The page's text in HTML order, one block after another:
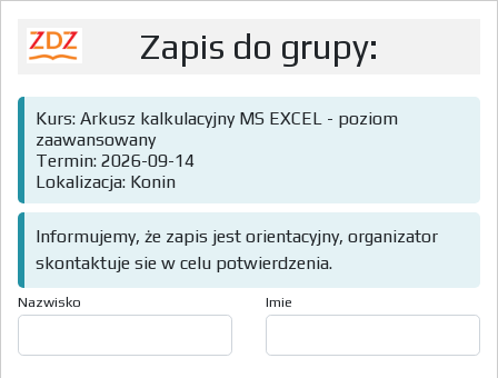
Zapis do grupy:
Kurs: Arkusz kalkulacyjny MS EXCEL - poziom
zaawansowany
Termin: 2026-09-14
Lokalizacja: Konin
Informujemy, że zapis jest orientacyjny, organizator
skontaktuje sie w celu potwierdzenia.
Nazwisko Imie